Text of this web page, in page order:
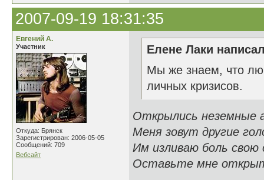
2007-09-19 18:31:35
Евгений А.
Участник
Откуда: Брянск
Зарегистрирован: 2006-05-05
Сообщений: 709
Вебсайт
Елене Лаки
Мы же знаем, что
личных кризисов.
Открылись неземные
Меня зовут другие
Им изливаю боль свою
Оставьте мне